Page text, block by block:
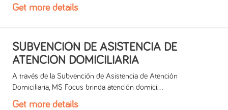
Get more details
SUBVENCIÓN DE ASISTENCIA DE
ATENCIÓN DOMICILIARIA
A través de la Subvención de Asistencia de Atención
Domiciliaria, MS Focus brinda atención domici...
Get more details